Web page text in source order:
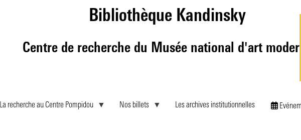
au
principal
Bibliothèque Kandinsky
Centre de recherche du Musée national d'art
La recherche au Centre Pompidou Nos billets Les archives institutionnelles